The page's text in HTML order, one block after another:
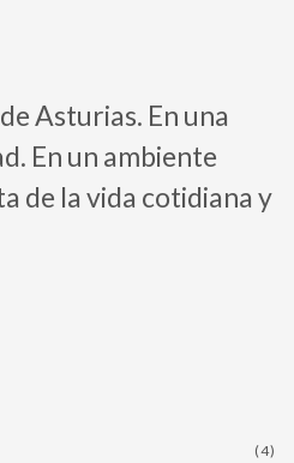
Asturias. En una
En un ambiente
de la vida cotidiana y
(4)